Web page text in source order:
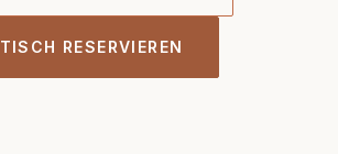
TISCH RESERVIEREN